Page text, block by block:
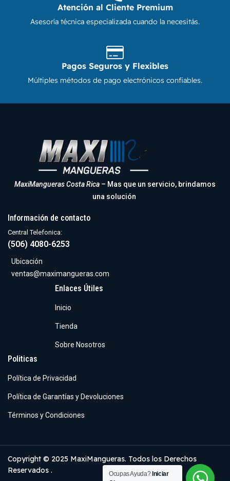
Atención al Cliente Premium
Asesoría técnica especializada cuando la necesitás.
Pagos Seguros y Flexibles
Múltiples métodos de pago electrónicos confiables.
MaxiMangueras Costa Rica – Mas que un servicio, brindamos
una solución
Enlaces Útiles
Inicio
Tienda
Sobre Nosotros
Politicas
Política de Privacidad
Política de Garantías y Devoluciones
Términos y Condiciones
Información de contacto
Central Telefonica:
(506) 4080-6253
Ubicación
ventas@maximangueras.com
Copyright © 2025 MaxiMangueras. Todos los Derechos
Reservados .
Ocupas Ayuda? Iniciar